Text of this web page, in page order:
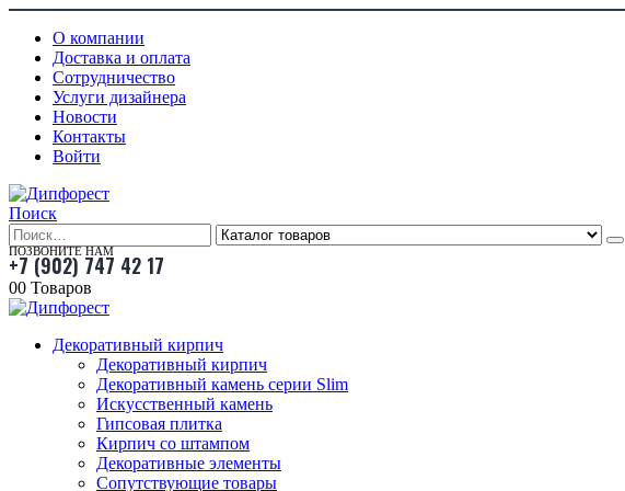
О компании
Доставка и оплата
Сотрудничество
Услуги дизайнера
Новости
Контакты
Войти
Поиск
ПОЗВОНИТЕ НАМ
+7 (902) 747 42 17
00 Товаров
Декоративный кирпич
Декоративный кирпич
Декоративный камень серии Slim
Искусственный камень
Гипсовая плитка
Кирпич со штампом
Декоративные элементы
Сопутствующие товары